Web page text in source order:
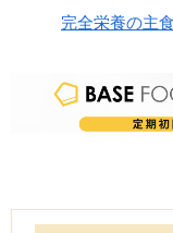
完全栄養の主